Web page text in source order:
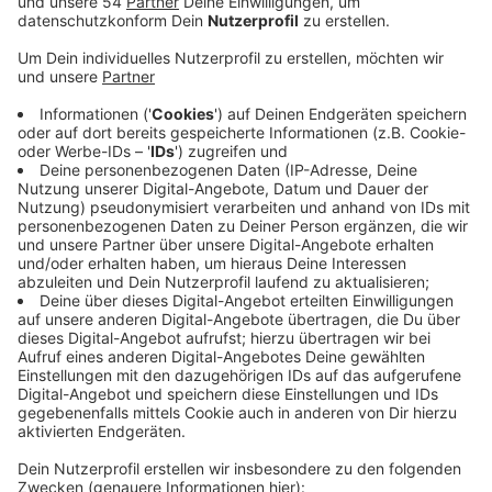
Mönchengladbach hatte sich für das Bundesprojekt
beworben und schließlich mehr als 15 Millionen Euro
zugesagt bekommen. Ziel des Förderprogramms ist es
es, digitale Technologien für die Stadtentwicklung zu
erforschen und umzusetzen. Zum Beispiel könnte der
Bürgerservice komplett online angeboten werden. Eine
andere Möglichkeit wären etwa Sensoren im
Straßenbelag, die genau analysieren, ob eine Straße
nur geflickt oder komplett saniert werden muss. In den
kommenden beiden Jahren wird die Stadt jetzt
erstmal eine Strategie entwickeln. Dabei sollen auch
Bürger, Wirtschaft und Forschung mitreden dürfen.
Danach werden die entwickelten Projekte für rund
fünf Jahre gefördert. Der Förderbescheid zum
Modelprojekt "Smart City" wird heute um 15 Uhr
offiziell der Stadt übergeben.